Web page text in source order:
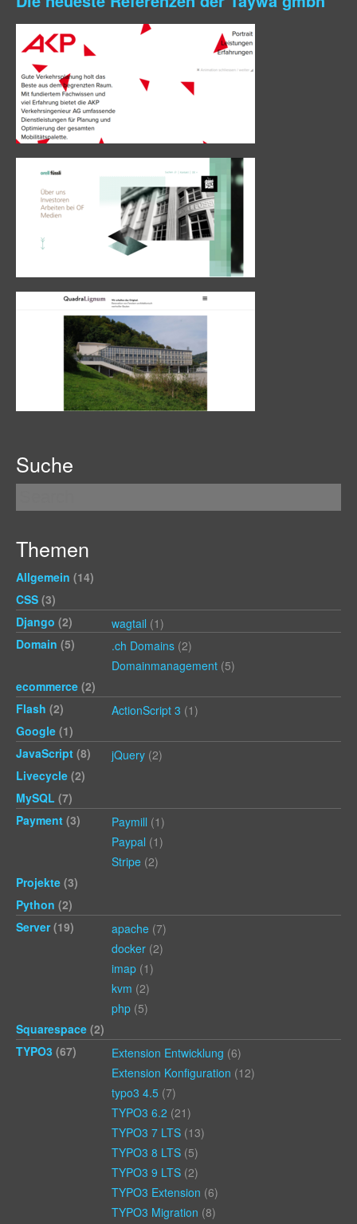
Suche
Themen
Allgemein (14)
CSS (3)
Django (2) wagtail (1)
Domain (5) .ch Domains (2)
Domainmanagement (5)
ecommerce (2)
Flash (2) ActionScript 3 (1)
Google (1)
JavaScript (8) jQuery (2)
Livecycle (2)
MySQL (7)
Payment (3) Paymill (1)
Paypal (1)
Stripe (2)
Projekte (3)
Python (2)
Server(19) apache (7)
docker (2)
imap (1)
kvm (2)
php (5)
Squarespace (2)
TYPO3 (67) Extension Entwicklung (6)
Extension Konfiguration (12)
typo3 4.5 (7)
TYPO3 6.2 (21)
TYPO3 7 LTS (13)
TYPO3 8 LTS (5)
TYPO3 9 LTS (2)
TYPO3 Extension (6)
TYPO3 Migration (8)